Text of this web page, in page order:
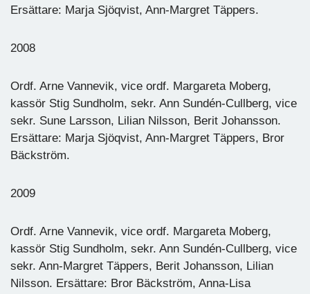
Ersättare: Marja Sjöqvist, Ann-Margret Täppers.
2008
Ordf. Arne Vannevik, vice ordf. Margareta Moberg,
kassör Stig Sundholm, sekr. Ann Sundén-Cullberg, vice
sekr. Sune Larsson, Lilian Nilsson, Berit Johansson.
Ersättare: Marja Sjöqvist, Ann-Margret Täppers, Bror
Bäckström.
2009
Ordf. Arne Vannevik, vice ordf. Margareta Moberg,
kassör Stig Sundholm, sekr. Ann Sundén-Cullberg, vice
sekr. Ann-Margret Täppers, Berit Johansson, Lilian
Nilsson. Ersättare: Bror Bäckström, Anna-Lisa